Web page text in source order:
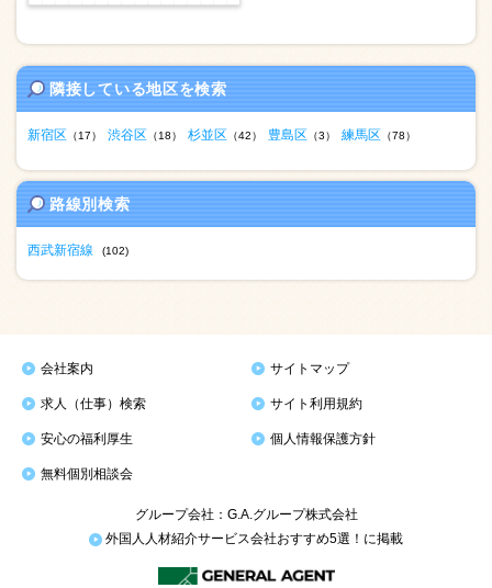
隣接している地区を検索
新宿区 （17） 渋谷区 （18） 杉並区 （42） 豊島区 （3） 練馬区 （78）
路線別検索
西武新宿線 (102)
会社案内 サイトマップ
求人（仕事）検索 サイト利用規約
安心の福利厚生 個人情報保護方針
無料個別相談会
グループ会社：G.A.グループ株式会社
外国人人材紹介サービス会社おすすめ5選！に掲載